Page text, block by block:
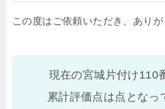
この度はご依頼いただき、ありが
現在の宮城片付け110
累計評価点は点となっ